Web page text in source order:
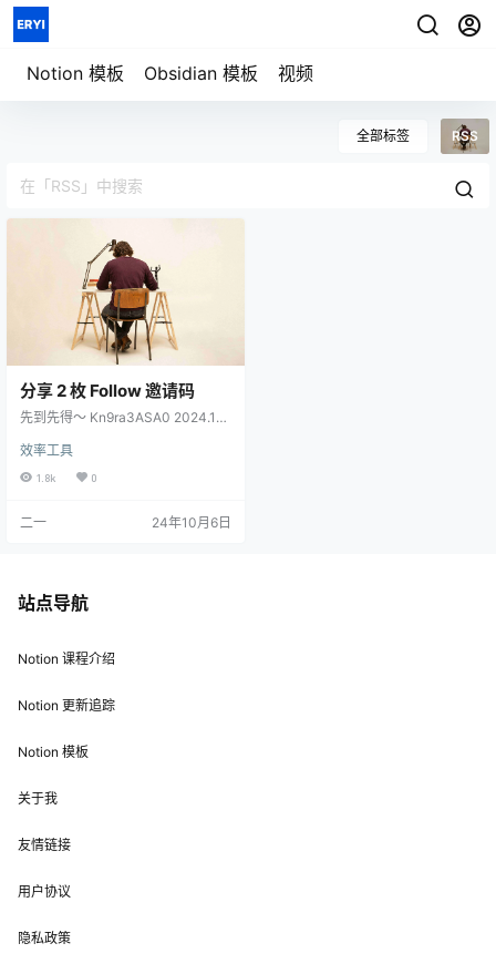
Notion 模板 Obsidian 模板 视频
全部标签 RSS
分享 2 枚 Follow 邀请码
先到先得～ Kn9ra3ASA0 2024.10.
新增一枚邀请码 MugavXJ2N6，先
到先得 2024-10-10 22:13:20 更
可以来看看我做的模板工具 FLO.W
效率工具
1.8k 0
二一 24年10月6日
站点导航
Notion 课程介绍
Notion 更新追踪
Notion 模板
关于我
友情链接
用户协议
隐私政策
笔记、任务、项目与人生